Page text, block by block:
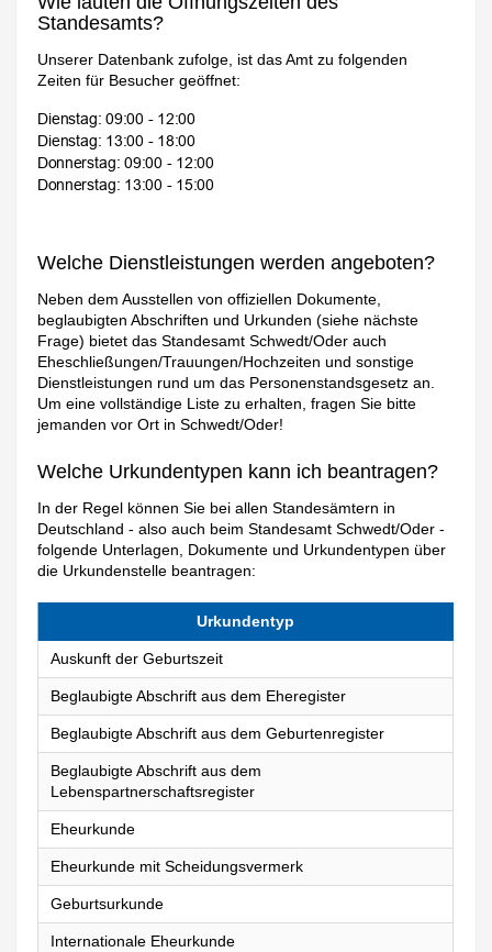
Standesamts?
Unserer Datenbank zufolge, ist das Amt zu folgenden
Zeiten für Besucher geöffnet:
Welche Dienstleistungen werden angeboten?
Neben dem Ausstellen von offiziellen Dokumente,
beglaubigten Abschriften und Urkunden (siehe nächste
Frage) bietet das Standesamt Schwedt/Oder auch
Eheschließungen/Trauungen/Hochzeiten und sonstige
Dienstleistungen rund um das Personenstandsgesetz an.
Um eine vollständige Liste zu erhalten, fragen Sie bitte
jemanden vor Ort in Schwedt/Oder!
Welche Urkundentypen kann ich beantragen?
In der Regel können Sie bei allen Standesämtern in
Deutschland - also auch beim Standesamt Schwedt/Oder -
folgende Unterlagen, Dokumente und Urkundentypen über
die Urkundenstelle beantragen:
Urkundentyp
Auskunft der Geburtszeit
Beglaubigte Abschrift aus dem Eheregister
Beglaubigte Abschrift aus dem Geburtenregister
Beglaubigte Abschrift aus dem
Lebenspartnerschaftsregister
Eheurkunde
Eheurkunde mit Scheidungsvermerk
Geburtsurkunde
Internationale Eheurkunde